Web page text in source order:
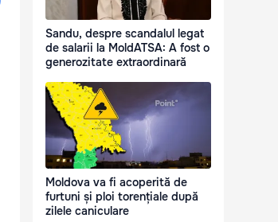
Sandu, despre scandalul legat
de salarii la MoldATSA: A fost o
generozitate extraordinară
Moldova va fi acoperită de
furtuni și ploi torențiale după
zilele caniculare